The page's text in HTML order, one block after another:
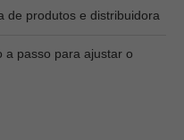
de produtos e distribuidora
a passo para ajustar o